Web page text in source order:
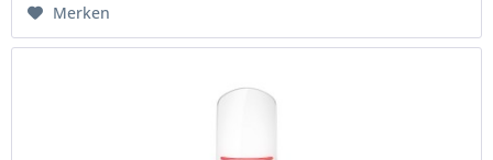
Merken